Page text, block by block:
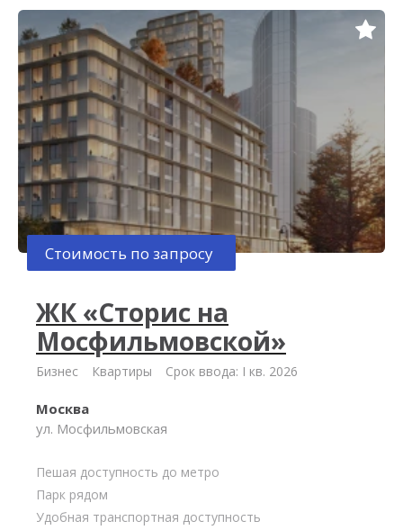
Стоимость по запросу
ЖК «Сторис на
Мосфильмовской»
Бизнес Квартиры Срок ввода: I кв. 2026
Москва
ул. Мосфильмовская
Пешая доступность до метро
Парк рядом
Удобная транспортная доступность